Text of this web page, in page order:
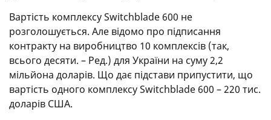
Вартість комплексу Switchblade 600 не
розголошується. Але відомо про підписання
контракту на виробництво 10 комплексів (так,
всього десяти. – Ред.) для України на суму 2,2
мільйона доларів. Що дає підстави припустити, що
вартість одного комплексу Switchblade 600 – 220 тис.
доларів США.